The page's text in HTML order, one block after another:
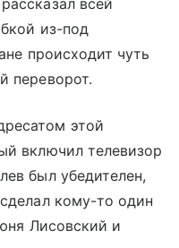
из-под
происходит чуть
переворот.
этой
включил телевизор
был убедителен,
кому-то один
Лисовский и